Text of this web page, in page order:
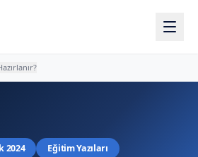
2024 Eğitim Yazıları